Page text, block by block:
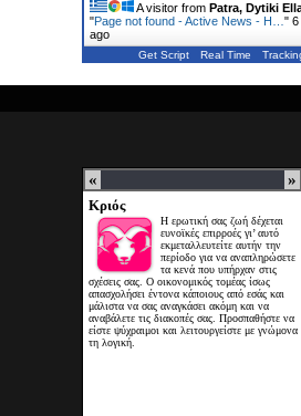
A visitor from Patra, Dytiki
"Page not found - Active News - Η… " 6
ago
Get Script Real Time